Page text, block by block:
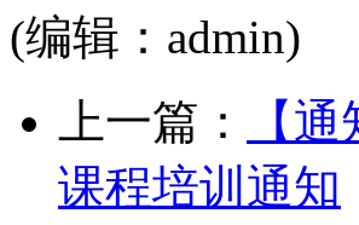
(编辑：admin)
上一篇：
【
课程培训通知